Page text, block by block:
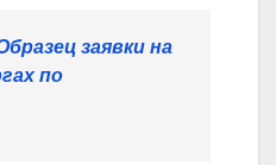
заявки на
по